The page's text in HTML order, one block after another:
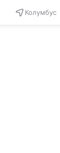
Колумбус